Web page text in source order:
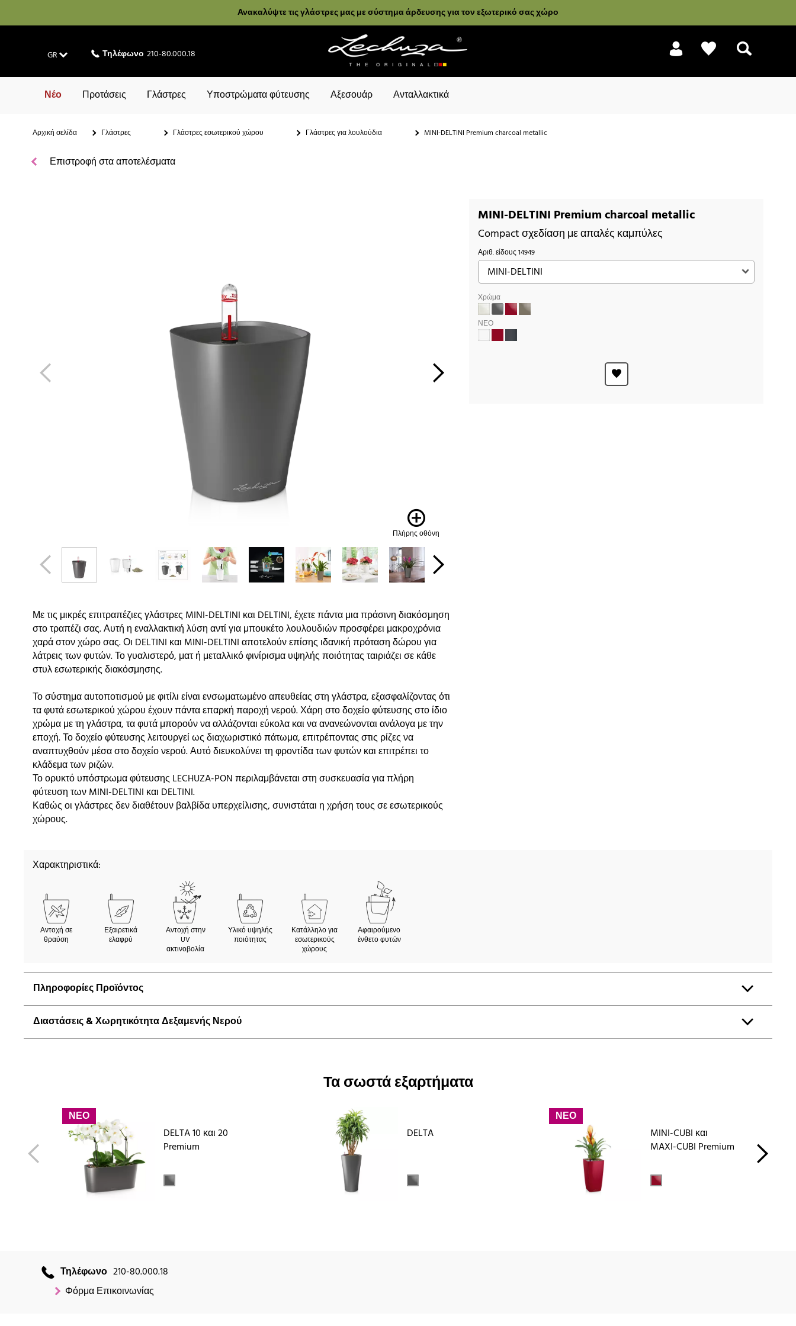
Ανακαλύψτε τις γλάστρες μας με σύστημα άρδευσης για τον εξωτερικό σας χώρο
GR Τηλέφωνο 210-80.000.18
Νέο Προτάσεις Γλάστρες Υποστρώματα φύτευσης Αξεσουάρ Ανταλλακτικά
Αρχική σελίδα Γλάστρες Γλάστρες εσωτερικού χώρου Γλάστρες για λουλούδια MINI-DELTINI Premium charcoal metallic
Επιστροφή στα αποτελέσματα
Πλήρης οθόνη
MINI-DELTINI Premium charcoal metallic
Compact σχεδίαση με απαλές καμπύλες
Αριθ. είδους14949
Χρώμα
ΝΕΟ
Με τις μικρές επιτραπέζιες γλάστρες MINI-DELTINI και DELTINI, έχετε πάντα μια πράσινη διακόσμηση
στο τραπέζι σας. Αυτή η εναλλακτική λύση αντί για μπουκέτο λουλουδιών προσφέρει μακροχρόνια
χαρά στον χώρο σας. Οι DELTINI και MINI-DELTINI αποτελούν επίσης ιδανική πρόταση δώρου για
λάτρεις των φυτών. Το γυαλιστερό, ματ ή μεταλλικό φινίρισμα υψηλής ποιότητας ταιριάζει σε κάθε
στυλ εσωτερικής διακόσμησης.
Το σύστημα αυτοποτισμού με φιτίλι είναι ενσωματωμένο απευθείας στη γλάστρα, εξασφαλίζοντας ότι
τα φυτά εσωτερικού χώρου έχουν πάντα επαρκή παροχή νερού. Χάρη στο δοχείο φύτευσης στο ίδιο
χρώμα με τη γλάστρα, τα φυτά μπορούν να αλλάζονται εύκολα και να ανανεώνονται ανάλογα με την
εποχή. Το δοχείο φύτευσης λειτουργεί ως διαχωριστικό πάτωμα, επιτρέποντας στις ρίζες να
αναπτυχθούν μέσα στο δοχείο νερού. Αυτό διευκολύνει τη φροντίδα των φυτών και επιτρέπει το
κλάδεμα των ριζών.
Το ορυκτό υπόστρωμα φύτευσης LECHUZA-PON περιλαμβάνεται στη συσκευασία για πλήρη
φύτευση των MINI-DELTINI και DELTINI.
Καθώς οι γλάστρες δεν διαθέτουν βαλβίδα υπερχείλισης, συνιστάται η χρήση τους σε εσωτερικούς
χώρους.
Χαρακτηριστικά:
Αντοχή σε
θραύση
Εξαιρετικά
ελαφρύ
Αντοχή στην
UV
ακτινοβολία
Υλικό υψηλής
ποιότητας
Κατάλληλο για
εσωτερικούς
χώρους
Αφαιρούμενο
ένθετο φυτών
Πληροφορίες Προϊόντος
Διαστάσεις & Χωρητικότητα Δεξαμενής Νερού
Τα σωστά εξαρτήματα
ΝΕΟ
DELTA 10 και 20
Premium
DELTA
ΝΕΟ
MINI-CUBI και
MAXI-CUBI Premium
Τηλέφωνο 210-80.000.18
Φόρμα Επικοινωνίας